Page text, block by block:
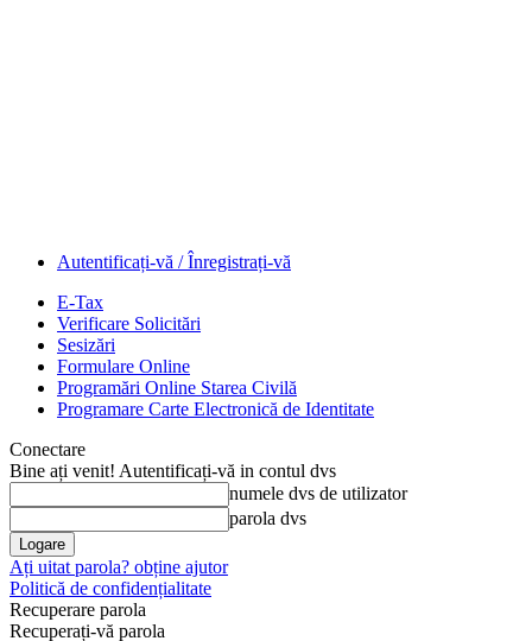
Autentificați-vă / Înregistrați-vă
E-Tax
Verificare Solicitări
Sesizări
Formulare Online
Programări Online Starea Civilă
Programare Carte Electronică de Identitate
Conectare
Bine ați venit! Autentificați-vă in contul dvs
numele dvs de utilizator
parola dvs
Ați uitat parola? obține ajutor
Politică de confidențialitate
Recuperare parola
Recuperați-vă parola